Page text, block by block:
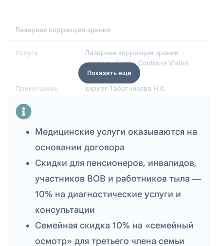
Лазерная коррекция зрения
Лазерная коррекция зрения
методом Femto Contoura Vision
хирург Табатчикова Н.К.
Лазерная коррекция зрения
хирург Молокотин Е.М.
300 000 тг
Показать еще
Медицинские услуги оказываются на
основании договора
Скидки для пенсионеров, инвалидов,
участников ВОВ и работников тыла —
10% на диагностические услуги и
консультации
Семейная скидка 10% на «семейный
осмотр» для третьего члена семьи